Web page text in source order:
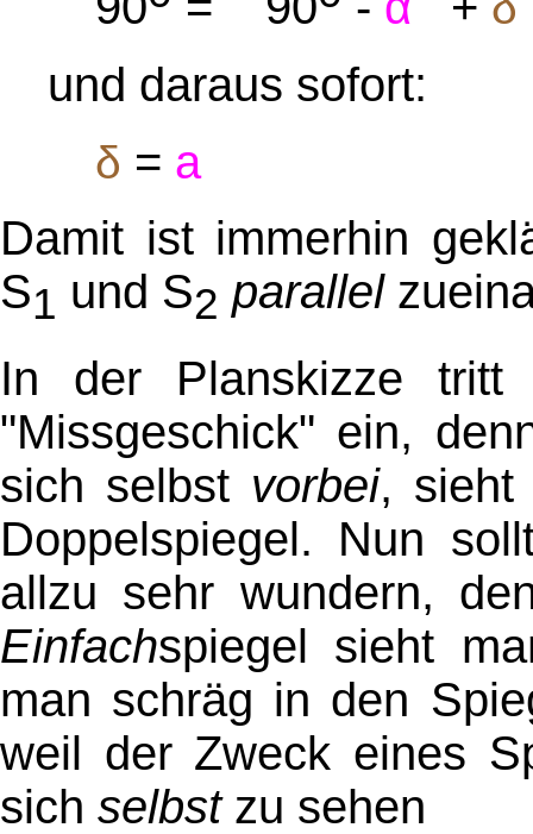
und daraus sofort:
δ = a
Damit ist immerhin
S1 und S2 parallel
In der Planskizze tritt
"Missgeschick" ein,
sich selbst vorbei,
Doppelspiegel. Nun
allzu sehr wundern,
Einfachspiegel sieht
man schräg in den
weil der Zweck eines
sich selbstzu sehen